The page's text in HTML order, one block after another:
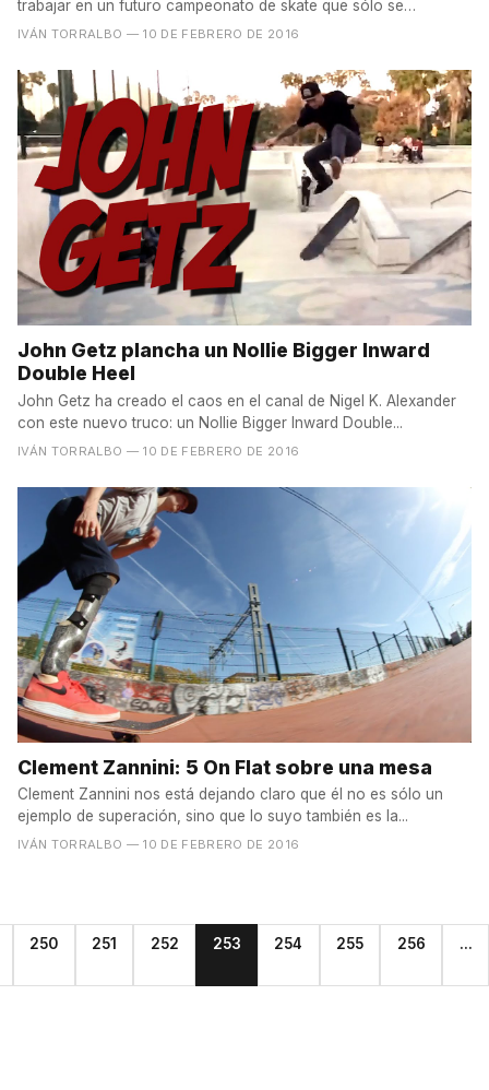
trabajar en un futuro campeonato de skate que sólo se
celebrará...
IVÁN TORRALBO — 10 DE FEBRERO DE 2016
John Getz plancha un Nollie Bigger Inward
Double Heel
John Getz ha creado el caos en el canal de Nigel K. Alexander
con este nuevo truco: un Nollie Bigger Inward Double...
IVÁN TORRALBO — 10 DE FEBRERO DE 2016
Clement Zannini: 5 On Flat sobre una mesa
Clement Zannini nos está dejando claro que él no es sólo un
ejemplo de superación, sino que lo suyo también es la...
IVÁN TORRALBO — 10 DE FEBRERO DE 2016
250 251 252 253 254 255 256 ...